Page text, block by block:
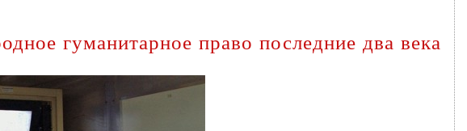
гуманитарное право последние два века